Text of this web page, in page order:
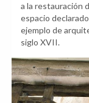
a la restauración
espacio
ejemplo de
siglo XVII.
Anterior